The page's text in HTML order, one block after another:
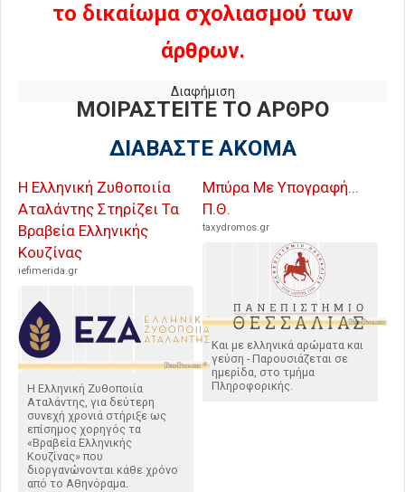
το δικαίωμα σχολιασμού των
άρθρων.
Διαφήμιση
ΜΟΙΡΑΣΤΕΙΤΕ ΤΟ ΑΡΘΡΟ
ΔΙΑΒΑΣΤΕ ΑΚΟΜΑ
Η Ελληνική Ζυθοποιία
Αταλάντης Στηρίζει Τα
Βραβεία Ελληνικής
Κουζίνας
iefimerida.gr
Η Ελληνική Ζυθοποιία
Αταλάντης, για δεύτερη
συνεχή χρονιά στήριξε ως
επίσημος χορηγός τα
«Βραβεία Ελληνικής
Κουζίνας» που
διοργανώνονται κάθε χρόνο
από το Αθηνόραμα.
Μπύρα Με Υπογραφή...
Π.Θ.
taxydromos.gr
Και με ελληνικά αρώματα και
γεύση - Παρουσιάζεται σε
ημερίδα, στο τμήμα
Πληροφορικής.